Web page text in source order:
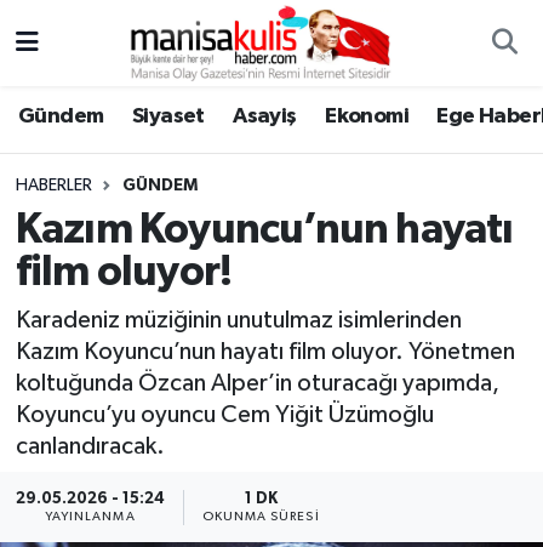
Gündem Siyaset Asayiş Ekonomi Ege
HABERLER GÜNDEM
Kazım Koyuncu’nun hayatı
film oluyor!
Karadeniz müziğinin unutulmaz isimlerinden
Kazım Koyuncu’nun hayatı film oluyor. Yönetmen
koltuğunda Özcan Alper’in oturacağı yapımda,
Koyuncu’yu oyuncu Cem Yiğit Üzümoğlu
canlandıracak.
29.05.2026 - 15:24
YAYINLANMA
1 DK
OKUNMA SÜRESI
Ege Haberleri
Ekonomi
Genel
Gündem
Resmi İlan
Spor
Yunusemre Hava Durumu
Yunusemre Trafik Yoğunluk Haritası
Süper Lig Puan Durumu ve Fikstür
Tüm Manşetler
Son Dakika Haberleri